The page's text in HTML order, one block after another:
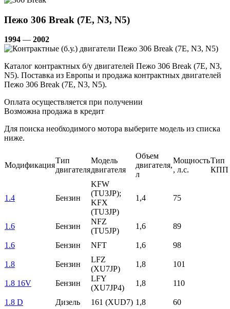
Пежо 306 Break (7E, N3, N5)
1994 — 2002
Каталог контрактных б/у двигателей Пежо 306 Break (7E, N3,
N5). Поставка из Европы и продажа контрактных двигателей
Пежо 306 Break (7E, N3, N5).
Оплата осуществляется при получении
Возможна продажа в кредит
Для поиска необходимого мотора выберите модель из списка
ниже.
Модификация
Тип
двигателя
Модель
двигателя
Объем
двигателя,
л
Мощность
, л.с.
Тип
КПП
1.4 Бензин
KFW
(TU3JP);
KFX
(TU3JP)
1,4 75
1.6 Бензин
NFZ
(TU5JP)
1,6 89
1.6 Бензин NFT 1,6 98
1.8 Бензин
LFZ
(XU7JP)
1,8 101
1.8 16V Бензин
LFY
(XU7JP4)
1,8 110
1.8 D Дизель 161 (XUD7) 1,8 60